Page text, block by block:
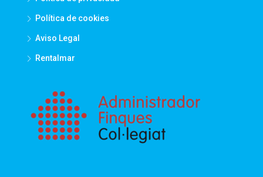
Política de cookies
Aviso Legal
Rentalmar